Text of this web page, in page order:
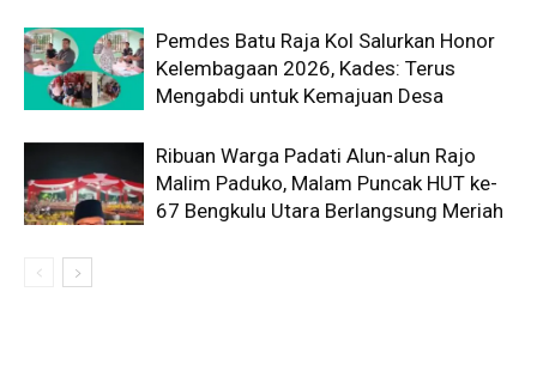
Pemdes Batu Raja Kol Salurkan Honor
Kelembagaan 2026, Kades: Terus
Mengabdi untuk Kemajuan Desa
Ribuan Warga Padati Alun-alun Rajo
Malim Paduko, Malam Puncak HUT ke-
67 Bengkulu Utara Berlangsung Meriah